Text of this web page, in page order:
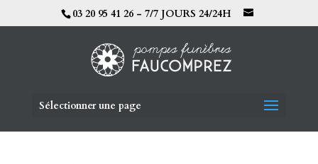
03 20 95 41 26 - 7/7 JOURS 24/24H
Sélectionner une page